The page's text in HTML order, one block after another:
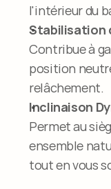
l'intérieur du
Stabilisation
Contribue à
position
relâchement.
Inclinaison
Permet au
ensemble
tout en vous